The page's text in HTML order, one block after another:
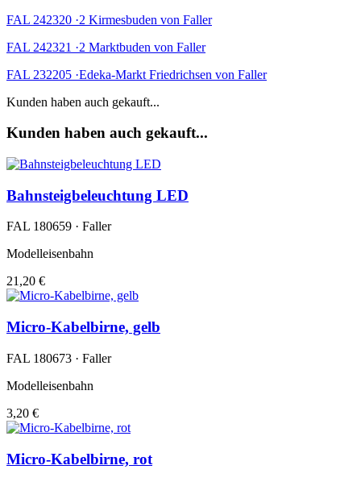
FAL 242320 ·2 Kirmesbuden von Faller
FAL 242321 ·2 Marktbuden von Faller
FAL 232205 ·Edeka-Markt Friedrichsen von Faller
Kunden haben auch gekauft...
Kunden haben auch gekauft...
Bahnsteigbeleuchtung LED
FAL 180659 · Faller
Modelleisenbahn
21,20 €
Micro-Kabelbirne, gelb
FAL 180673 · Faller
Modelleisenbahn
3,20 €
Micro-Kabelbirne, rot